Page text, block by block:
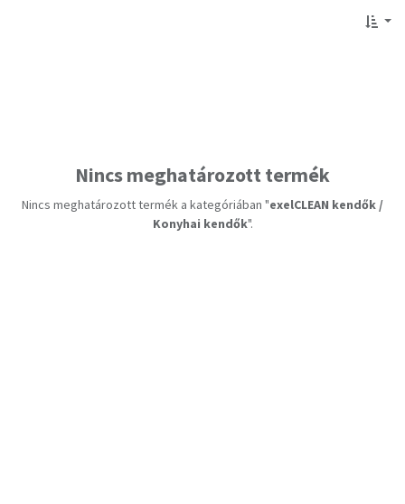
Nincs meghatározott termék
Nincs meghatározott termék a kategóriában "exelCLEAN kendők /
Konyhai kendők".